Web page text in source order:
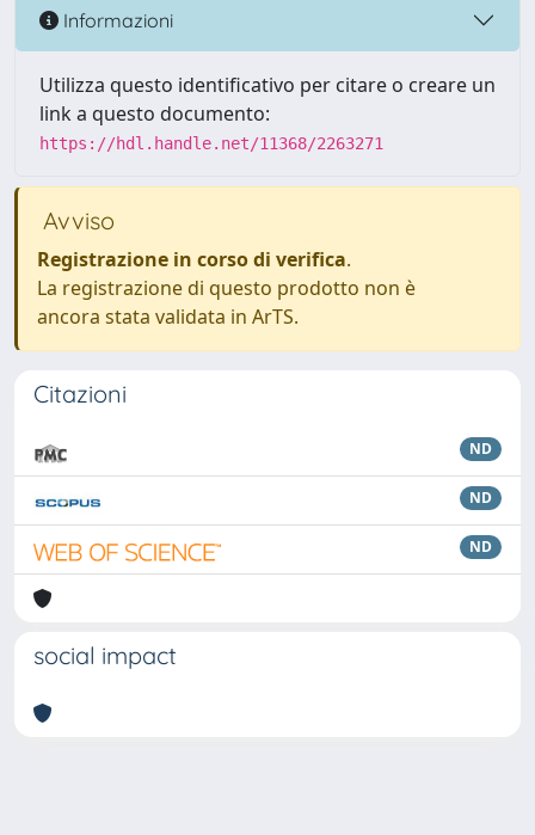
Informazioni
Utilizza questo identificativo per citare o creare un
link a questo documento:
https://hdl.handle.net/11368/2263271
Avviso
Registrazione in corso di verifica.
La registrazione di questo prodotto non è
ancora stata validata in ArTS.
Citazioni
ND
ND
ND
social impact